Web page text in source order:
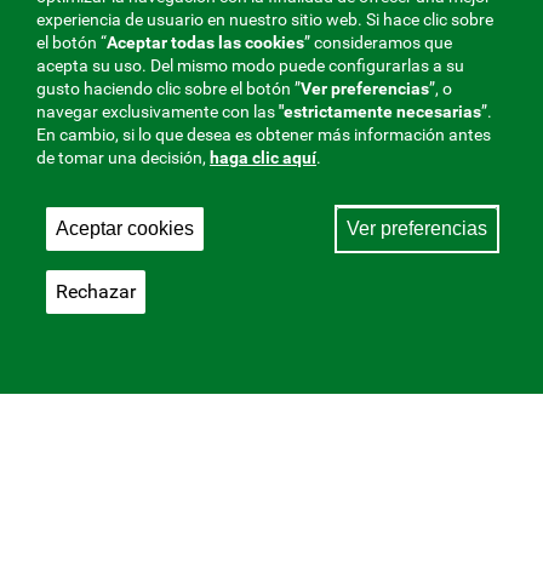
experiencia de usuario en nuestro sitio web. Si hace clic sobre
el botón “Aceptar todas las cookies” consideramos que
acepta su uso. Del mismo modo puede configurarlas a su
gusto haciendo clic sobre el botón ”Ver preferencias”, o
navegar exclusivamente con las"estrictamentenecesarias”.
En cambio, si lo que desea es obtener más información antes
de tomar una decisión, haga clic aquí.
Aceptar cookies Ver preferencias
Rechazar